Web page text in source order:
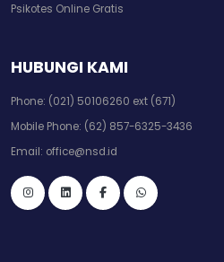
Psikotes Online Gratis
HUBUNGI KAMI
Phone: (021) 50106260 ext (671)
Mobile Phone: (62) 857-6325-3436
Email: office@nsd.id